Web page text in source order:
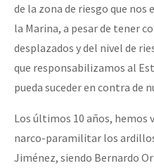
de la zona de riesgo que
la Marina, a pesar de tener
desplazados y del nivel de
que responsabilizamos al
pueda suceder en contra de
Los últimos 10 años, hemos
narco-paramilitar los
Jiménez, siendo Bernardo